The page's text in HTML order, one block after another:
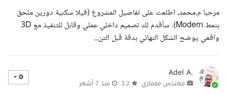
مرحبا م.محمد، اطلعت على تفاصيل المشروع (فيلا سكنية دورين ملحق
بنمط Modern). سأقدم لك تصميم داخلي عملي وقابل للتنفيذ مع 3D
واقعي يوضح الشكل النهائي بدقة قبل التن...
Adel A.
مهندس معماري منذ 7 أشهر